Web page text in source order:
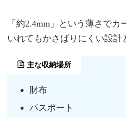
「約2.4mm」という薄さで
いれてもかさばりにくい設計
主な収納場所
財布
パスポート